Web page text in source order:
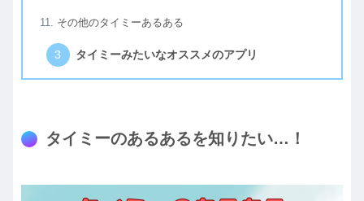
その他のタイミーあるある
タイミーみたいなオススメのアプリ
タイミーのあるあるを知りたい…！